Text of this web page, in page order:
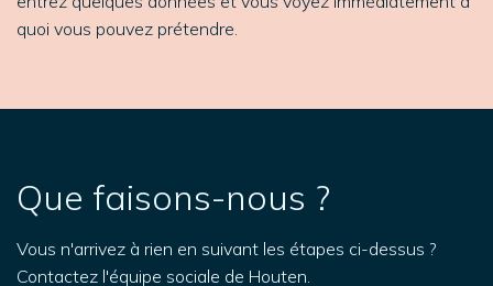
quoi vous pouvez prétendre.
Que faisons-nous ?
Vous n'arrivez à rien en suivant les étapes ci-dessus ?
Contactez l'équipe sociale de Houten.